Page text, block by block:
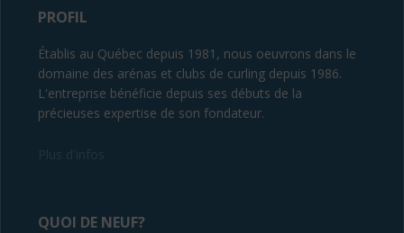
PROFIL
Établis au Québec depuis 1981, nous oeuvrons dans le
domaine des arénas et clubs de curling depuis 1986.
L'entreprise bénéficie depuis ses débuts de la
précieuses expertise de son fondateur.
QUOI DE NEUF?